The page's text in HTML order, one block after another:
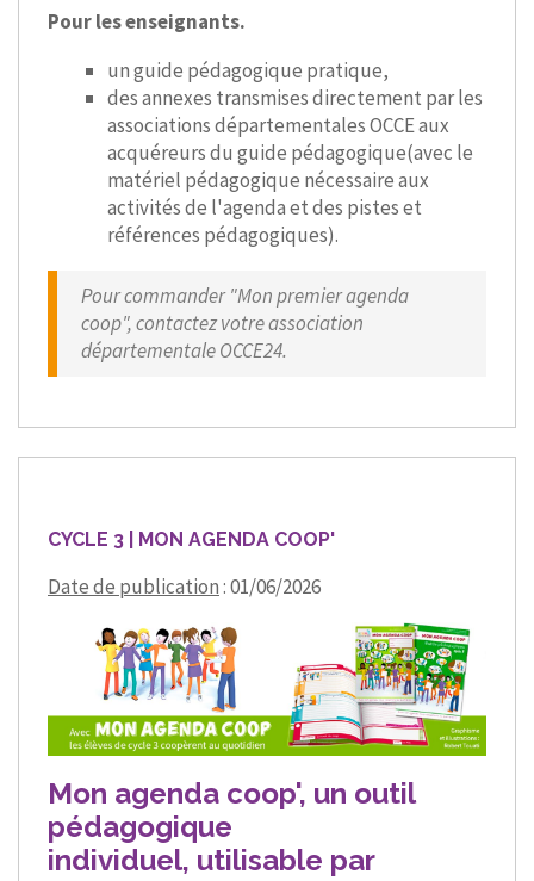
Pour les enseignants.
un guide pédagogique pratique,
des annexes transmises directement par les
associations départementales OCCE aux
acquéreurs du guide pédagogique(avec le
matériel pédagogique nécessaire aux
activités de l'agenda et des pistes et
références pédagogiques).
Pour commander "Mon premier agenda
coop", contactez votre association
départementale OCCE24.
CYCLE 3 | MON AGENDA COOP'
Date de publication: 01/06/2026
Mon agenda coop', un outil
pédagogique
individuel, utilisable par